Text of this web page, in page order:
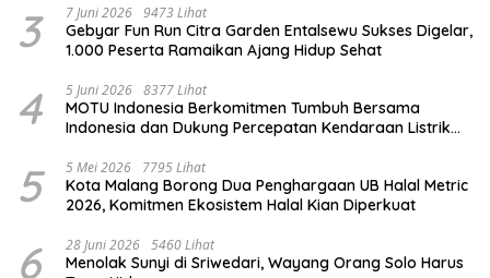
3 7 Juni 2026 9473 Lihat
Gebyar Fun Run Citra Garden Entalsewu Sukses Digelar,
1.000 Peserta Ramaikan Ajang Hidup Sehat
4 5 Juni 2026 8377 Lihat
MOTU Indonesia Berkomitmen Tumbuh Bersama
Indonesia dan Dukung Percepatan Kendaraan Listrik
5 5 Mei 2026 7795 Lihat
Kota Malang Borong Dua Penghargaan UB Halal Metric
2026, Komitmen Ekosistem Halal Kian Diperkuat
6 28 Juni 2026 5460 Lihat
Menolak Sunyi di Sriwedari, Wayang Orang Solo Harus